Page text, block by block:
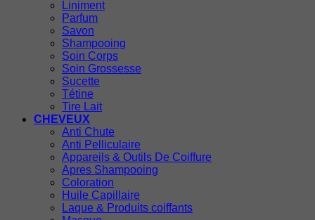
Liniment
Parfum
Savon
Shampooing
Soin Corps
Soin Grossesse
Sucette
Tétine
Tire Lait
CHEVEUX
Anti Chute
Anti Pelliculaire
Appareils & Outils De Coiffure
Apres Shampooing
Coloration
Huile Capillaire
Laque & Produits coiffants